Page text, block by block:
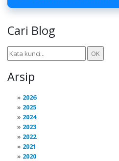
Cari Blog
Arsip
2026
2025
2024
2023
2022
2021
2020